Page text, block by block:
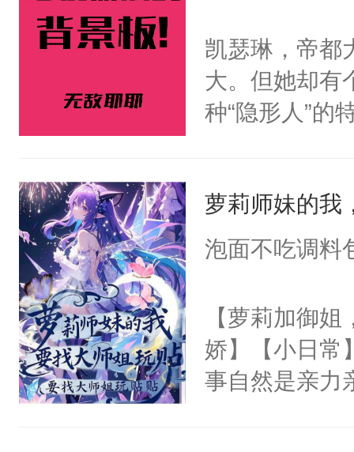
反目成仇。丹
根。她的眼中
爱慕沈芸澜看
凯瑟琳，帝都
大。但她却有
种“隐形人”的
来身处一个恋
道的背景板
飞的爱情故
丽丝，让她远
之手，导致故
心热狐狸×白
萝莉师妹的我
泡面不吃调料
【萝莉加御
娇】【小日常
事自然是亲力